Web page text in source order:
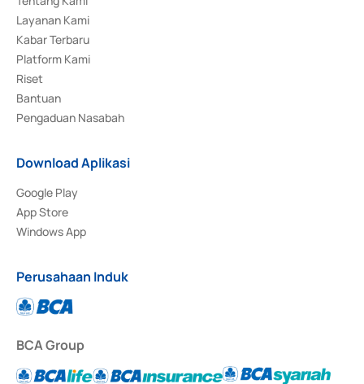
Layanan Kami
Kabar Terbaru
Platform Kami
Riset
Bantuan
Pengaduan Nasabah
Download Aplikasi
Google Play
App Store
Windows App
Perusahaan Induk
BCA Group